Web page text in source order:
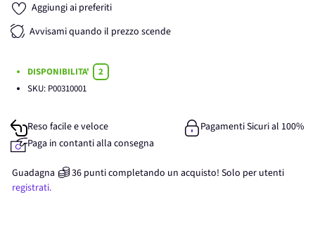
Aggiungi ai preferiti
Avvisami quando il prezzo scende
DISPONIBILITA'
2
SKU: P00310001
Reso facile e veloce
Pagamenti Sicuri al 100%
Paga in contanti alla consegna
Guadagna 36 punticompletando un acquisto! Solo per utenti
registrati.